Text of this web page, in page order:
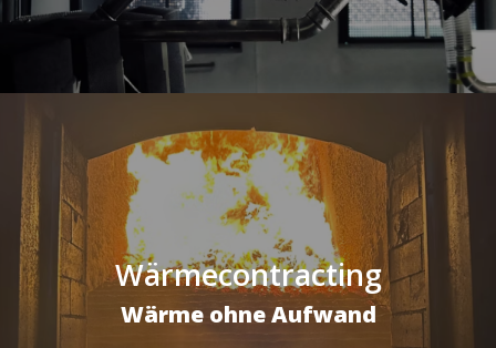
Wärmecontracting
Wärme ohne Aufwand